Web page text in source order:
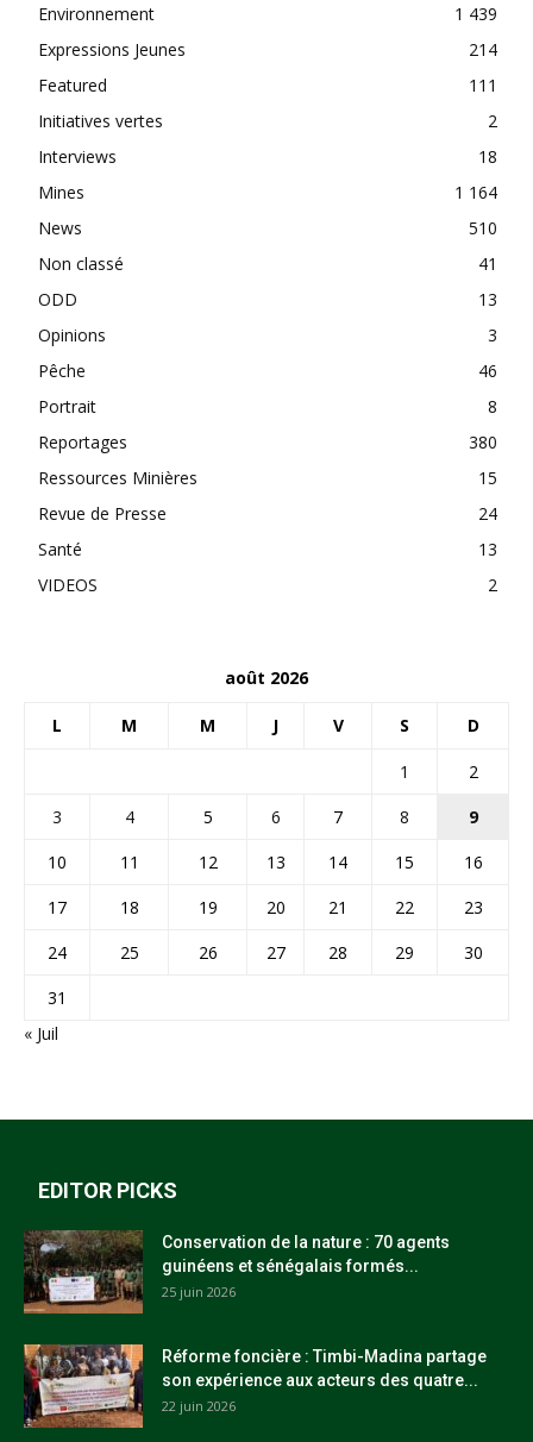
Environnement
1 439
Expressions Jeunes
214
Featured
111
Initiatives vertes
2
Interviews
18
Mines
1 164
News
510
Non classé
41
ODD
13
Opinions
3
Pêche
46
Portrait
8
Reportages
380
Ressources Minières
15
Revue de Presse
24
Santé
13
VIDEOS
2
août 2026
L M M J V S D
1
2
3
4 5 6 7 8
9
10
11 12 13 14 15
16
17
18 19 20 21 22
23
24
25 26 27 28 29
30
31
« Juil
EDITOR PICKS
Conservation de la nature : 70 agents
guinéens et sénégalais formés...
25 juin 2026
Réforme foncière : Timbi-Madina partage
son expérience aux acteurs des quatre...
22 juin 2026